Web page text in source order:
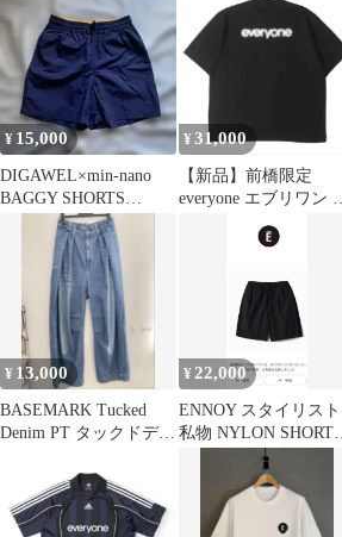
¥ 15,000
DIGAWEL×min-nano
BAGGY SHORTS
2021Ver.
¥ 31,000
【新品】前橋限定
everyone エブリワン ぼ
¥ 13,000
BASEMARK Tucked
Denim PT タックドデニ
¥ 22,000
ENNOY スタイリスト
私物 NYLON SHORTS
ブラック M